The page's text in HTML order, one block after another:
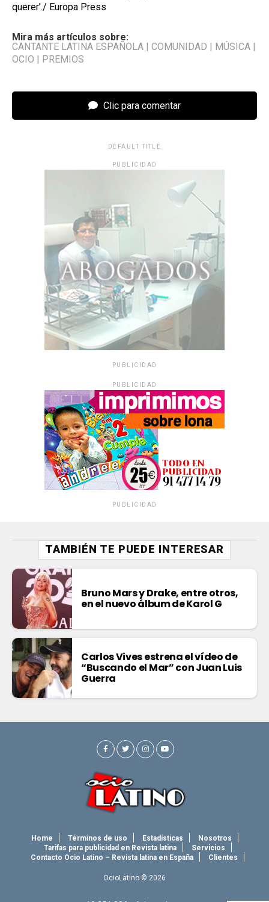
querer’./ Europa Press
Mira más artículos sobre:
CANTANTE LATINA ESPAÑOLA | COMUNIDAD | MÚSICA |
OCIO | PREMIOS
Clic para comentar
DEFAULT TITLE
PUBLICIDAD
PUBLICIDAD
PUBLICIDAD
PUBLICIDAD
TAMBIÉN TE PUEDE INTERESAR
Bruno Mars y Drake, entre otros,
en el nuevo álbum de Karol G
Carlos Vives estrena el vídeo de
“Buscando el Mar” con Juan Luis
Guerra
Home Términos de uso Estadísticas
Nosotros
Tarifas para publicidad en Revista latina
Servicios
Contacto Ocio Latino – Revista latina en España
Clientes
OcioLatino © 2026